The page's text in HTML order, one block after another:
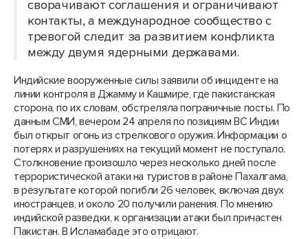
сворачивают соглашения и ограничивают
контакты, а международное сообщество с
тревогой следит за развитием конфликта
между двумя ядерными державами.
Индийские вооруженные силы заявили об инциденте на
линии контроля в Джамму и Кашмире, где пакистанская
сторона, по их словам, обстреляла пограничные посты. По
данным СМИ, вечером 24 апреля по позициям ВС Индии
был открыт огонь из стрелкового оружия. Информации о
потерях и разрушениях на текущий момент не поступало.
Столкновение произошло через несколько дней после
террористической атаки на туристов в районе Пахалгама,
в результате которой погибли 26 человек, включая двух
иностранцев, и около 20 получили ранения. По мнению
индийской разведки, к организации атаки был причастен
Пакистан. В Исламабаде это отрицают.